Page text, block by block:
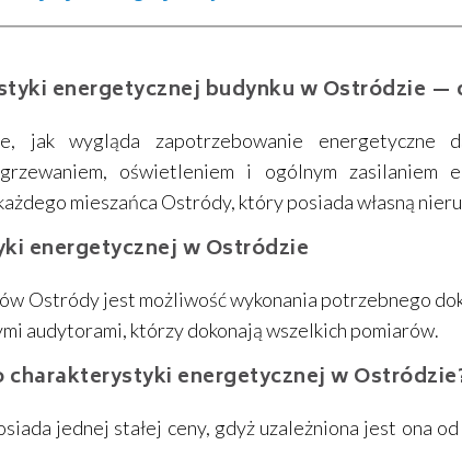
energetycznej budynku w Ostródzie —
jak wygląda zapotrzebowanie energetyczne
oświetleniem i ogólnym
mieszańca Ostródy, który posiada własną
energetycznej w Ostródzie
Ostródy jest możliwość wykonania potrzebnego
audytorami, którzy dokonają wszelkich pomiarów.
energetycznej w
jednej stałej ceny, gdyż uzależniona jest ona